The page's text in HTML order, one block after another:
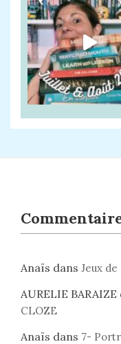
Anaïs dans Jeux
AURELIE BARAIZE
CLOZE
Anaïs dans 7-